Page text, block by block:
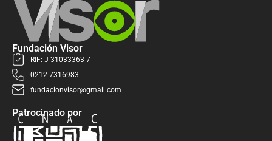
Fundación Visor
RIF: J-31033363-7
0212-7316983
fundacionvisor@gmail.com
Patrocinado por